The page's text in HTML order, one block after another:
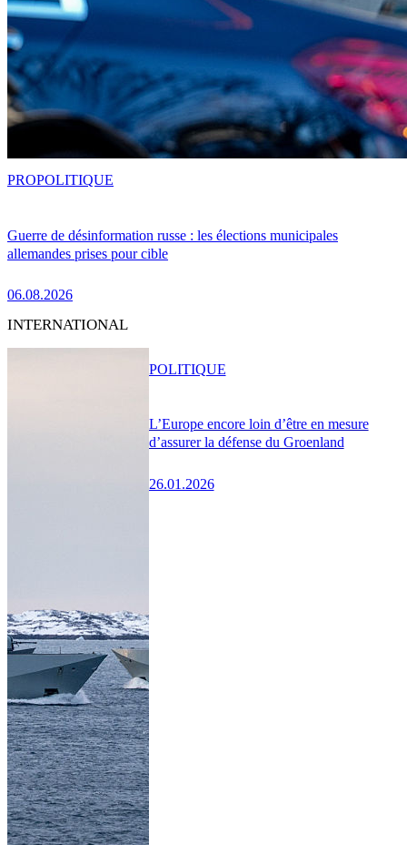
Guerre de désinformation russe : les élections municipales
allemandes prises pour cible
06.08.2026
PROPOLITIQUE
INTERNATIONAL
L’Europe encore loin d’être en mesure
d’assurer la défense du Groenland
26.01.2026
POLITIQUE